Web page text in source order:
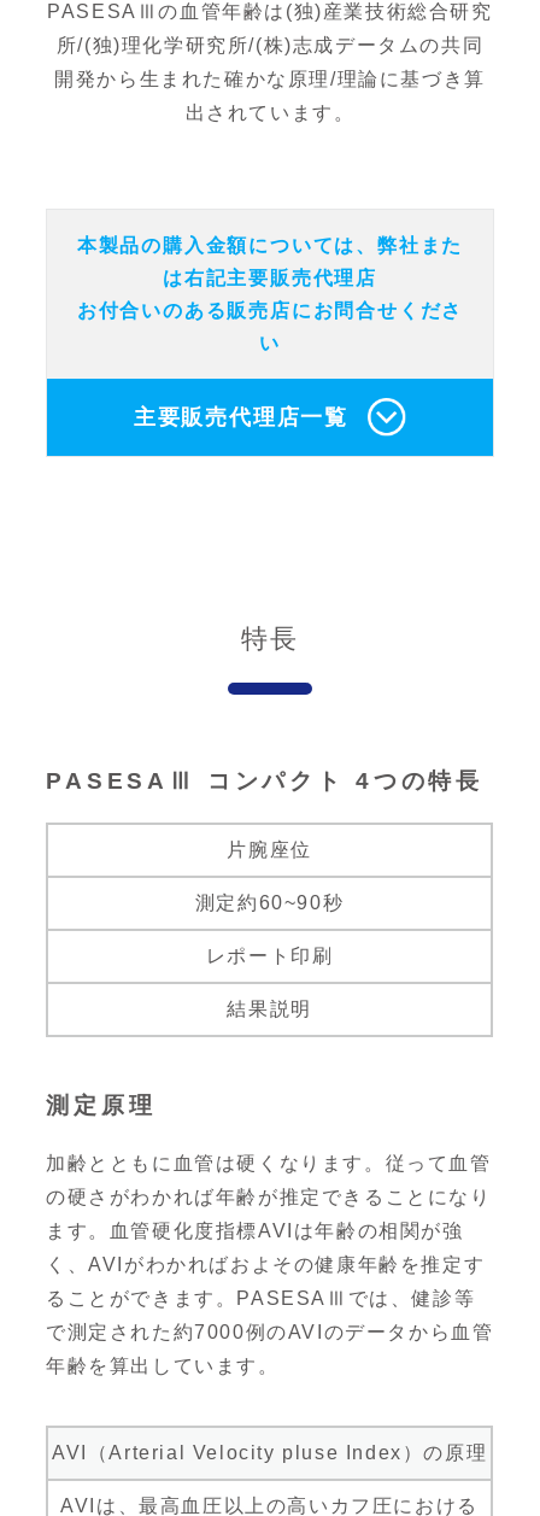
PASESAⅢの血管年齢は(独)産業技術総合研究
所/(独)理化学研究所/(株)志成データムの共同
開発から生まれた確かな原理/理論に基づき算
出されています。
本製品の購入金額については、弊社また
は右記主要販売代理店
お付合いのある販売店にお問合せくださ
い
主要販売代理店一覧
特長
PASESAⅢ コンパクト 4つの特長
片腕座位
測定約60~90秒
レポート印刷
結果説明
測定原理
加齢とともに血管は硬くなります。従って血管
の硬さがわかれば年齢が推定できることになり
ます。血管硬化度指標AVIは年齢の相関が強
く、AVIがわかればおよその健康年齢を推定す
ることができます。PASESAⅢでは、健診等
で測定された約7000例のAVIのデータから血管
年齢を算出しています。
AVI（Arterial Velocity pluse Index）の原理
AVIは、最高血圧以上の高いカフ圧における